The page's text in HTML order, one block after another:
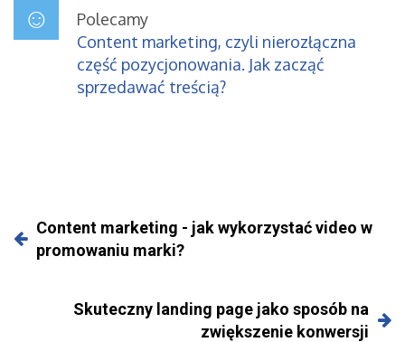
Polecamy
Content marketing, czyli nierozłączna
część pozycjonowania. Jak zacząć
sprzedawać treścią?
Content marketing - jak wykorzystać video w
promowaniu marki?
Skuteczny landing page jako sposób na
zwiększenie konwersji